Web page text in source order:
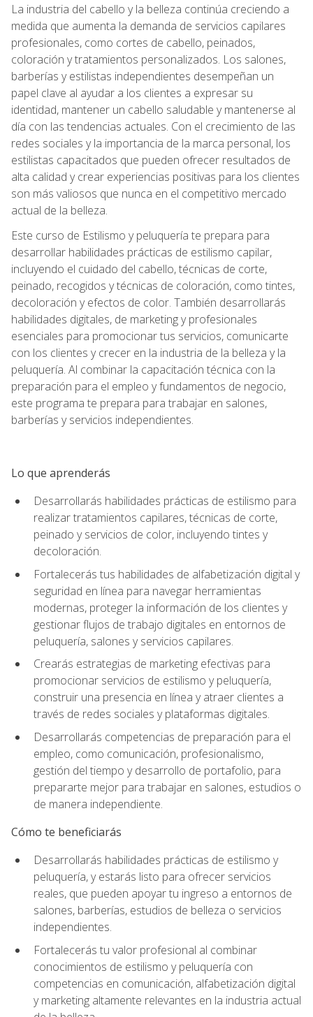
La industria del cabello y la belleza continúa creciendo a
medida que aumenta la demanda de servicios capilares
profesionales, como cortes de cabello, peinados,
coloración y tratamientos personalizados. Los salones,
barberías y estilistas independientes desempeñan un
papel clave al ayudar a los clientes a expresar su
identidad, mantener un cabello saludable y mantenerse al
día con las tendencias actuales. Con el crecimiento de las
redes sociales y la importancia de la marca personal, los
estilistas capacitados que pueden ofrecer resultados de
alta calidad y crear experiencias positivas para los clientes
son más valiosos que nunca en el competitivo mercado
actual de la belleza.
Este curso de Estilismo y peluquería te prepara para
desarrollar habilidades prácticas de estilismo capilar,
incluyendo el cuidado del cabello, técnicas de corte,
peinado, recogidos y técnicas de coloración, como tintes,
decoloración y efectos de color. También desarrollarás
habilidades digitales, de marketing y profesionales
esenciales para promocionar tus servicios, comunicarte
con los clientes y crecer en la industria de la belleza y la
peluquería. Al combinar la capacitación técnica con la
preparación para el empleo y fundamentos de negocio,
este programa te prepara para trabajar en salones,
barberías y servicios independientes.
Lo que aprenderás
Desarrollarás habilidades prácticas de estilismo para
realizar tratamientos capilares, técnicas de corte,
peinado y servicios de color, incluyendo tintes y
decoloración.
Fortalecerás tus habilidades de alfabetización digital y
seguridad en línea para navegar herramientas
modernas, proteger la información de los clientes y
gestionar flujos de trabajo digitales en entornos de
peluquería, salones y servicios capilares.
Crearás estrategias de marketing efectivas para
promocionar servicios de estilismo y peluquería,
construir una presencia en línea y atraer clientes a
través de redes sociales y plataformas digitales.
Desarrollarás competencias de preparación para el
empleo, como comunicación, profesionalismo,
gestión del tiempo y desarrollo de portafolio, para
prepararte mejor para trabajar en salones, estudios o
de manera independiente.
Cómo te beneficiarás
Desarrollarás habilidades prácticas de estilismo y
peluquería, y estarás listo para ofrecer servicios
reales, que pueden apoyar tu ingreso a entornos de
salones, barberías, estudios de belleza o servicios
independientes.
Fortalecerás tu valor profesional al combinar
conocimientos de estilismo y peluquería con
competencias en comunicación, alfabetización digital
y marketing altamente relevantes en la industria actual